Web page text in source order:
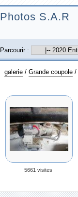
Photos S.A.R
Parcourir :
galerie/ Grande coupole/
5661 visites